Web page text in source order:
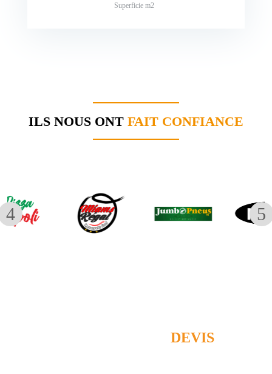
Superficie m2
ILS NOUS ONT FAIT CONFIANCE
DEVIS